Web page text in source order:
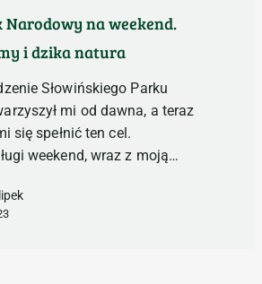
Narodowy na weekend.
i dzika natura
Słowińskiego Parku
mi od dawna, a teraz
się spełnić ten cel.
weekend, wraz z moją…